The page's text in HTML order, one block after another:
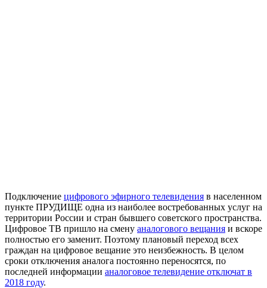
Подключение цифрового эфирного телевидения в населенном
пункте ПРУДИЩЕ одна из наиболее востребованных услуг на
территории России и стран бывшего советского пространства.
Цифровое ТВ пришло на смену аналогового вещания и вскоре
полностью его заменит. Поэтому плановый переход всех
граждан на цифровое вещание это неизбежность. В целом
сроки отключения аналога постоянно переносятся, по
последней информации аналоговое телевидение отключат в
2018 году.